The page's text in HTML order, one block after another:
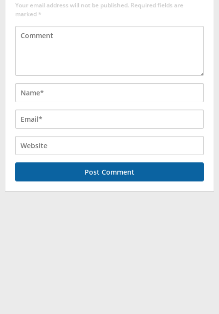
Your email address will not be published. Required fields are
marked*